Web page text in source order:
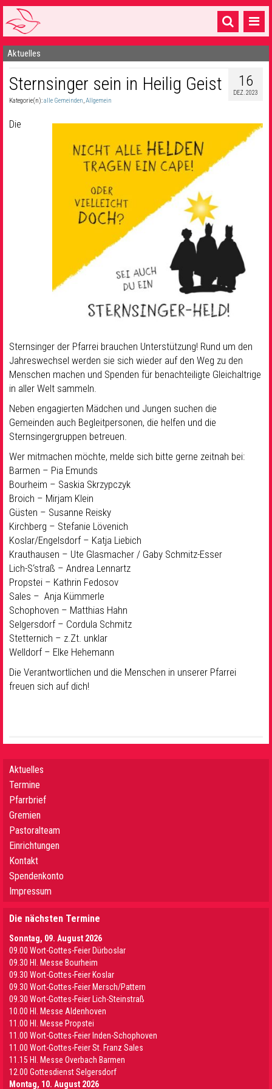
Startseite
1 Pfarrei
16 Gemeinden & mehr
Gottesdienste & Sinnsuche
Sakramente & Feste
Seelsorge & Kontakt
Aktuelles
16
DEZ. 2023
Sternsinger sein in Heilig Geist
Kategorie(n):alle Gemeinden,Allgemein
Die
Sternsinger der Pfarrei brauchen Unterstützung! Rund um den
Jahreswechsel werden sie sich wieder auf den Weg zu den
Menschen machen und Spenden für benachteiligte Gleichaltrige
in aller Welt sammeln.
Neben engagierten Mädchen und Jungen suchen die
Gemeinden auch Begleitpersonen, die helfen und die
Sternsingergruppen betreuen.
Wer mitmachen möchte, melde sich bitte gerne zeitnah bei:
Barmen – Pia Emunds
Bourheim – Saskia Skrzypczyk
Broich – Mirjam Klein
Güsten – Susanne Reisky
Kirchberg – Stefanie Lövenich
Koslar/Engelsdorf – Katja Liebich
Krauthausen – Ute Glasmacher / Gaby Schmitz-Esser
Lich-S‘straß – Andrea Lennartz
Propstei – Kathrin Fedosov
Sales – Anja Kümmerle
Schophoven – Matthias Hahn
Selgersdorf – Cordula Schmitz
Stetternich – z.Zt. unklar
Welldorf – Elke Hehemann
Die Verantwortlichen und die Menschen in unserer Pfarrei
freuen sich auf dich!
Aktuelles
Termine
Pfarrbrief
Gremien
Pastoralteam
Einrichtungen
Kontakt
Spendenkonto
Impressum
Die nächsten Termine
Sonntag, 09. August 2026
09.00 Wort-Gottes-Feier Dürboslar
09.30 HI. Messe Bourheim
09.30 Wort-Gottes-Feier Koslar
09.30 Wort-Gottes-Feier Mersch/Pattern
09.30 Wort-Gottes-Feier Lich-Steinstraß
10.00 Hl. Messe Aldenhoven
11.00 Hl. Messe Propstei
11.00 Wort-Gottes-Feier Inden-Schophoven
11.00 Wort-Gottes-Feier St. Franz Sales
11.15 Hl. Messe Overbach Barmen
12.00 Gottesdienst Selgersdorf
Montag, 10. August 2026